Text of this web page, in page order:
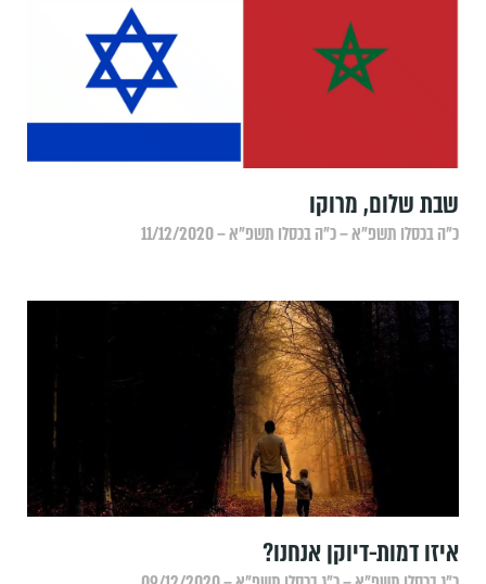
שבת שלום, מרוקו
כ״ה בכסלו תשפ״א – כ״ה בכסלו תשפ״א – 11/12/2020
איזו דמות-דיוקן אנחנו?